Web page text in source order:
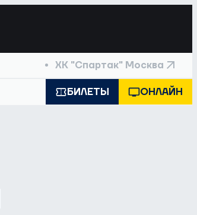
ХК "Спартак" Москва
БИЛЕТЫ ОНЛАЙН